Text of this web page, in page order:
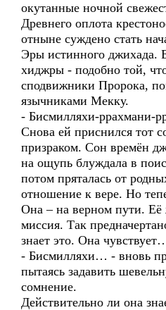
окутанные ночной
Древнего оплота
отныне суждено стать
Эры истинного джихада.
хиджры - подобно той,
сподвижники Пророка,
язычниками Мекку.
- Бисмилляхи-ррахмани-
Снова ей приснился тот
призраком. Сон времён
на ощупь блуждала в
потом пряталась от
отношение к вере. Но
Она – на верном пути. Её
миссия. Так
знает это. Она
- Бисмилляхи… - вновь
пытаясь задавить
сомнение.
Действительно ли она